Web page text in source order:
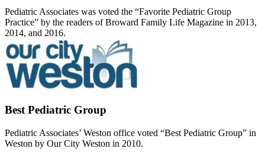
Pediatric Associates was voted the “Favorite Pediatric Group
Practice” by the readers of Broward Family Life Magazine in 2013,
2014, and 2016.
Best Pediatric Group
Pediatric Associates’ Weston office voted “Best Pediatric Group” in
Weston by Our City Weston in 2010.